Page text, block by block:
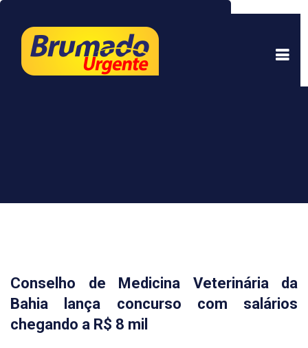
experiência. Ao continuar a navegar, você está
de acordo com isso.Saber mais.
Conselho de Medicina Veterinária da
Bahia lança concurso com salários
chegando a R$ 8 mil